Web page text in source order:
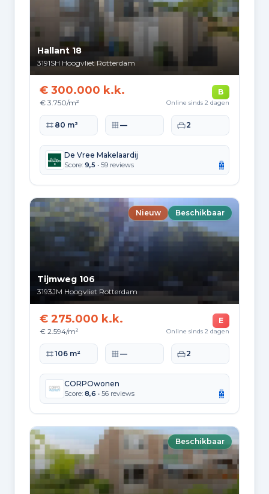
Hallant 18
3191SH Hoogvliet Rotterdam
€ 300.000 k.k.
€ 3.750/m²
B
Online sinds 2 dagen
Woonoppervlakte
80 m² Perceeloppervlakte
— Slaapkamers
2
De Vree Makelaardij
Score: 9,5 • 59 reviews
Nieuw Beschikbaar
Tijmweg 106
3193JM Hoogvliet Rotterdam
€ 275.000 k.k.
€ 2.594/m²
E
Online sinds 2 dagen
Woonoppervlakte
106 m² Perceeloppervlakte
— Slaapkamers
2
CORPOwonen
Score: 8,6 • 56 reviews
Beschikbaar